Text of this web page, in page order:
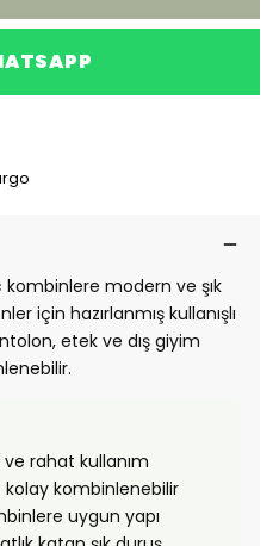
kombinlere modern ve şık
için hazırlanmış kullanışlı
etek ve dış giyim
ve rahat kullanım
kombinlenebilir
uygun yapı